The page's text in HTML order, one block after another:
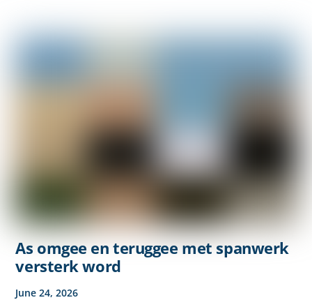
As omgee en teruggee met spanwerk
versterk word
June 24,2026